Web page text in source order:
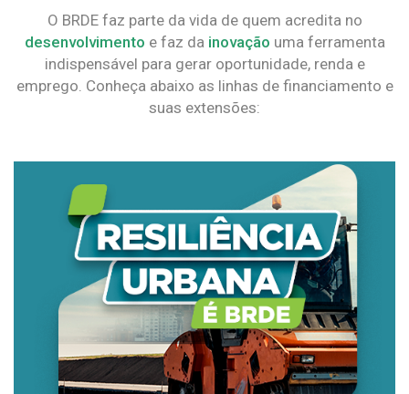
O BRDE faz parte da vida de quem acredita no
desenvolvimento e faz da inovação uma ferramenta
indispensável para gerar oportunidade, renda e
emprego. Conheça abaixo as linhas de financiamento e
suas extensões: